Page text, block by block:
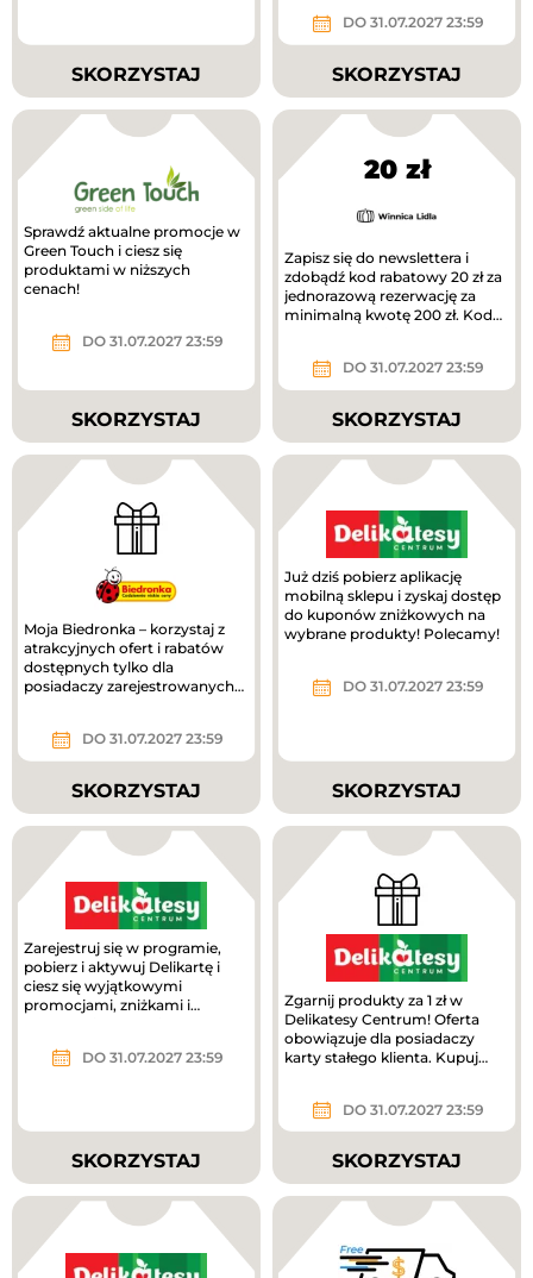
SKORZYSTAJ
DO 31.07.2027 23:59
SKORZYSTAJ
Sprawdź aktualne promocje w
Green Touch i ciesz się
produktami w niższych
cenach!
DO 31.07.2027 23:59
SKORZYSTAJ
20 zł
Zapisz się do newslettera i
zdobądź kod rabatowy 20 zł za
jednorazową rezerwację za
minimalną kwotę 200 zł. Kodu
DO 31.07.2027 23:59
SKORZYSTAJ
Moja Biedronka – korzystaj z
atrakcyjnych ofert i rabatów
dostępnych tylko dla
posiadaczy zarejestrowanych
DO 31.07.2027 23:59
SKORZYSTAJ
Już dziś pobierz aplikację
mobilną sklepu i zyskaj dostęp
do kuponów zniżkowych na
wybrane produkty! Polecamy!
DO 31.07.2027 23:59
SKORZYSTAJ
Zarejestruj się w programie,
pobierz i aktywuj Delikartę i
ciesz się wyjątkowymi
promocjami, zniżkami i
DO 31.07.2027 23:59
SKORZYSTAJ
Zgarnij produkty za 1 zł w
Delikatesy Centrum! Oferta
obowiązuje dla posiadaczy
karty stałego klienta. Kupuj
DO 31.07.2027 23:59
SKORZYSTAJ